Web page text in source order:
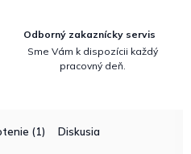
Odborný zakaznícky servis
Sme Vám k dispozícii každý
pracovný deň.
(1) Diskusia